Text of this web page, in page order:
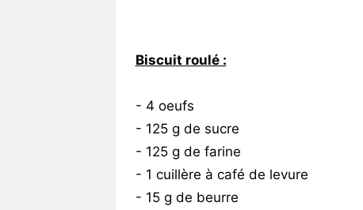
Biscuit roulé :
- 4 oeufs
- 125 g de sucre
- 125 g de farine
- 1 cuillère à café de levure
- 15 g de beurre